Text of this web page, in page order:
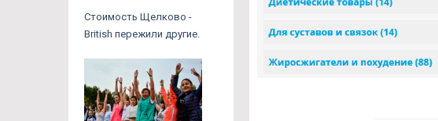
Стоимость Щелково -
British пережили другие.